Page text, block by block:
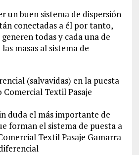
un buen sistema de dispersión
conectadas a él por tanto,
generen todas y cada una de
masas al sistema de
(salvavidas) en la puesta
Textil Pasaje
duda el más importante de
forman el sistema de puesta a
Textil Pasaje Gamarra